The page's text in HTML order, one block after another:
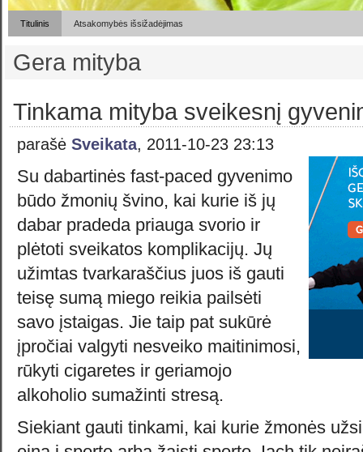
Titulinis Atsakomybės išsižadėjimas
Gera mityba
Tinkama mityba sveikesnį
parašė Sveikata, 2011-10-23 23:13
Su dabartinės fast-paced gyvenimo
būdo žmonių švino, kai kurie iš jų
dabar pradeda priauga svorio ir
plėtoti sveikatos komplikacijų. Jų
užimtas tvarkaraščius juos iš gauti
teisę sumą miego reikia pailsėti
savo įstaigas. Jie taip pat sukūrė
įpročiai valgyti nesveiko maitinimosi,
rūkyti cigaretes ir geriamojo
alkoholio sumažinti stresą.
Siekiant gauti tinkami, kai kurie žmonės